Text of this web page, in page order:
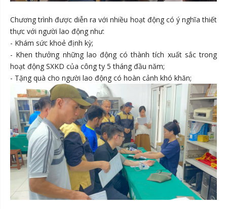
Chương trình được diễn ra với nhiều hoạt động có ý nghĩa thiết
thực với người lao động như:
- Khám sức khoẻ định kỳ;
- Khen thưởng những lao động có thành tích xuất sắc trong
hoạt động SXKD của công ty 5 tháng đầu năm;
- Tặng quà cho người lao động có hoàn cảnh khó khăn;